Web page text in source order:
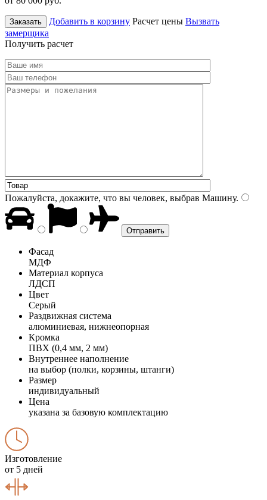
Заказать Добавить в корзину Расчет цены Вызвать
замерщика
Получить расчет
Пожалуйста, докажите, что вы человек, выбрав Машину.
Фасад
МДФ
Материал корпуса
ЛДСП
Цвет
Серый
Раздвижная система
алюминиевая, нижнеопорная
Кромка
ПВХ (0,4 мм, 2 мм)
Внутреннее наполнение
на выбор (полки, корзины, штанги)
Размер
индивидуальный
Цена
указана за базовую комплектацию
Изготовление
от 5 дней